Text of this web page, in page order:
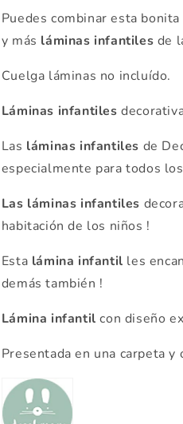
Puedes combinar esta
y más láminas infantiles de
Cuelga láminas no incluído.
Láminas infantiles
Las láminas infantiles de
especialmente para todos
Las láminas infantiles
habitación de los niños !
Esta lámina infantil les
demás también !
Lámina infantil con diseño
Presentada en una carpeta